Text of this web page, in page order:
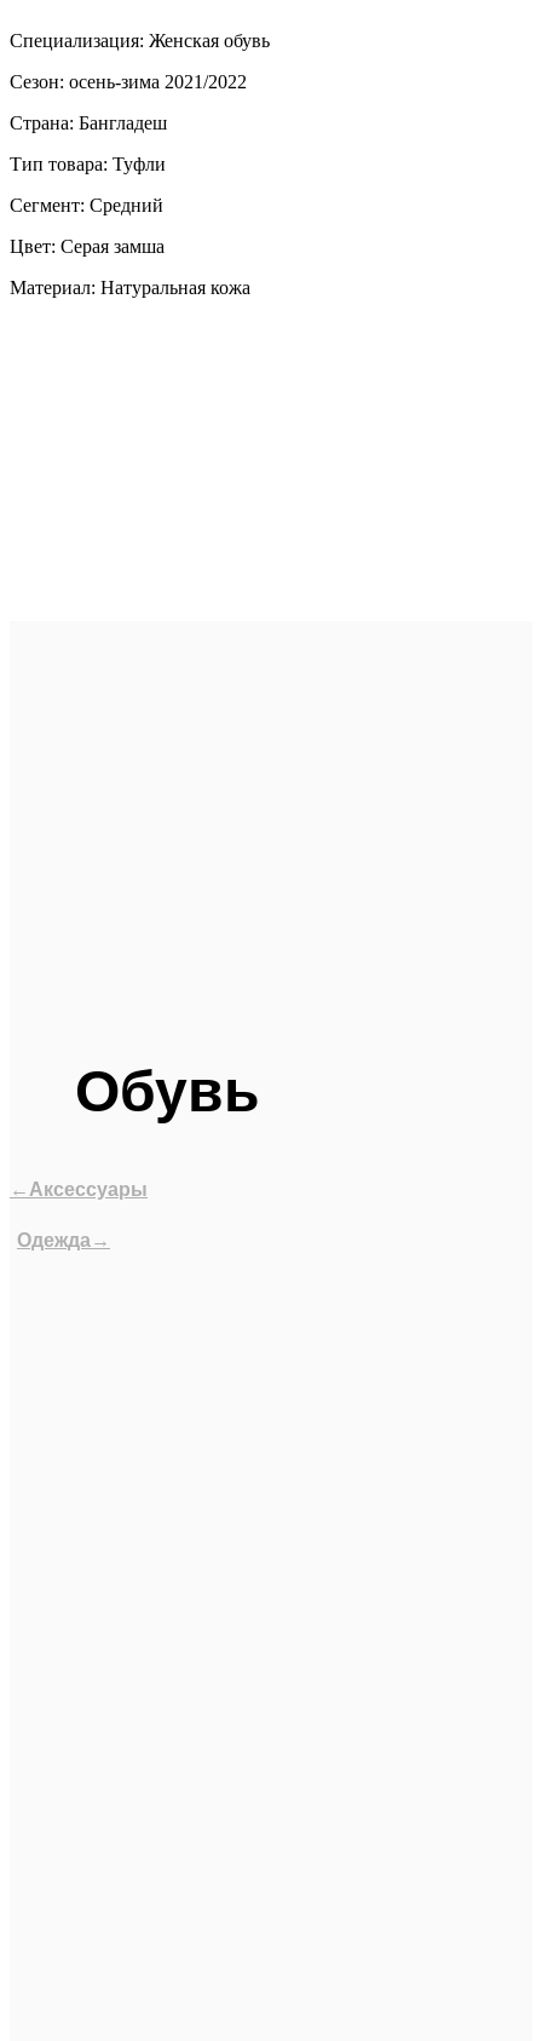
Специализация: Женская обувь
Сезон: осень-зима 2021/2022
Страна: Бангладеш
Тип товара: Туфли
Сегмент: Средний
Цвет: Серая замша
Материал: Натуральная кожа
Обувь
←Аксессуары
Одежда→